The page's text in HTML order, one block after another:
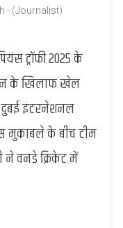
- (Journalist)
ट्रॉफी 2025 के
के खिलाफ खेल
दुबई इंटरनेशनल
मुकाबले के बीच टीम
ने वनडे क्रिकेट में